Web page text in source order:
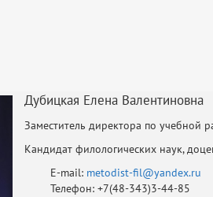
Дубицкая Елена Валентиновна
Заместитель директора по учебной
Кандидат филологических наук,
E-mail: metodist-fil@yandex.ru
Телефон: +7(48-343)3-44-85